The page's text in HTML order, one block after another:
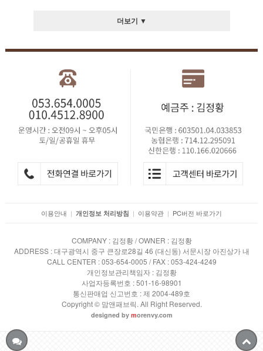
더보기 ▼
이용안내 | 개인정보 처리방침 | 이용약관 | PC버전 바로가기
COMPANY : 김정황 / OWNER : 김정황
ADDRESS : 대구광역시 중구 큰장로28길 46 (대신동) 서문시장 아진상가 내
CALL CENTER : 053-654-0005 / FAX : 053-424-4249
개인정보관리책임자 : 김정황
사업자등록번호 : 501-16-98901
통신판매업 신고번호 : 제 2004-489호
Copyright © 맘앤패브릭. All Right Reserved.
designed by morenvy.com